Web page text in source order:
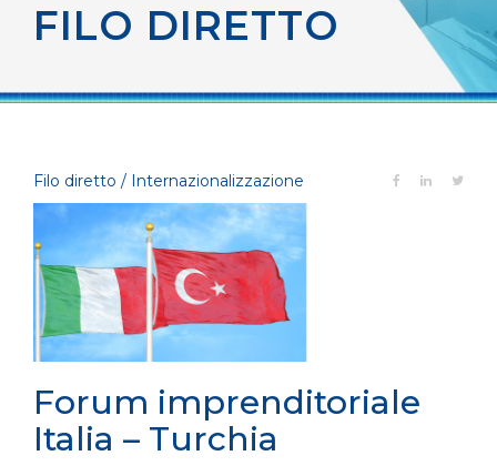
FILO DIRETTO
Filo diretto / Internazionalizzazione
Forum imprenditoriale
Italia – Turchia